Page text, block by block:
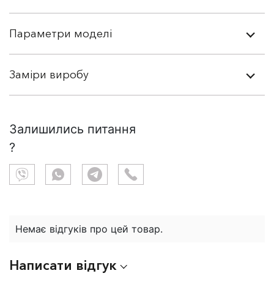
Параметри моделі
Заміри виробу
Залишились питання
?
Немає відгуків про цей товар.
Написати відгук